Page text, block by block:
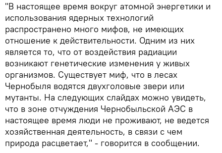
"В настоящее время вокруг атомной энергетики и
использования ядерных технологий
распространено много мифов, не имеющих
отношение к действительности. Одним из них
является то, что от воздействия радиации
возникают генетические изменения у живых
организмов. Существует миф, что в лесах
Чернобыля водятся двухголовые звери или
мутанты. На следующих слайдах можно увидеть,
что в зоне отчуждения Чернобыльской АЭС в
настоящее время люди не проживают, не ведется
хозяйственная деятельность, в связи с чем
природа расцветает," - говорится в сообщении.